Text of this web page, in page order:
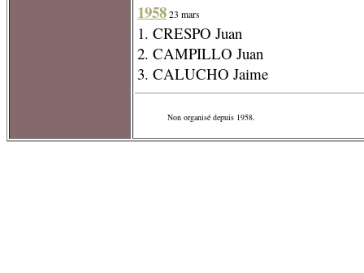
1958 23 mars
1. CRESPO Juan
2. CAMPILLO Juan
3. CALUCHO Jaime
Non organisé depuis 1958.